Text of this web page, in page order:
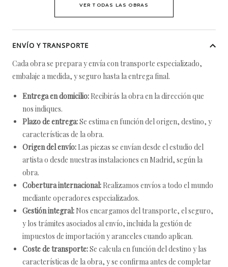
VER TODAS LAS OBRAS
ENVÍO Y TRANSPORTE
Cada obra se prepara y envía con transporte especializado,
embalaje a medida, y seguro hasta la entrega final.
Entrega en domicilio: Recibirás la obra en la dirección que
nos indiques.
Plazo de entrega:Se estima en función del origen, destino, y
características de la obra.
Origen del envío: Las piezas se envían desde el estudio del
artista o desde nuestras instalaciones en Madrid, según la
obra.
Cobertura internacional: Realizamos envíos a todo el mundo
mediante operadores especializados.
Gestión integral: Nos encargamos del transporte, el seguro,
y los trámites asociados al envío, incluida la gestión de
impuestos de importación y aranceles cuando aplican.
Coste de transporte:Se calcula en función del destino y las
características de la obra, y se confirma antes de completar